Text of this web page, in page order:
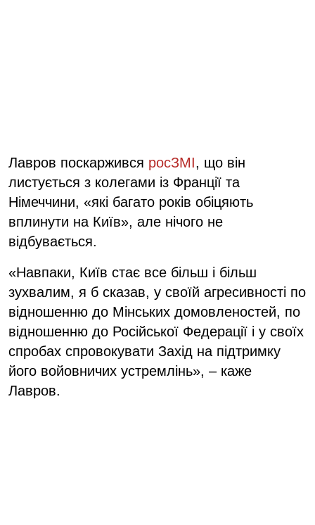
Лавров поскаржився росЗМІ, що він
листується з колегами із Франції та
Німеччини, «які багато років обіцяють
вплинути на Київ», але нічого не
відбувається.
«Навпаки, Київ стає все більш і більш
зухвалим, я б сказав, у своїй агресивності по
відношенню до Мінських домовленостей, по
відношенню до Російської Федерації і у своїх
спробах спровокувати Захід на підтримку
його войовничих устремлінь», – каже
Лавров.